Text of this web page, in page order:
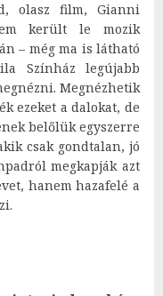
olasz film, Gianni
került le mozik
– még ma is látható
Színház legújabb
Megnézhetik
ezeket a dalokat, de
belőlük egyszerre
csak gondtalan, jó
megkapják azt
hanem hazafelé a